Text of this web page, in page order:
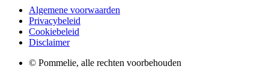
Algemene voorwaarden
Privacybeleid
Cookiebeleid
Disclaimer
© Pommelie, alle rechten voorbehouden